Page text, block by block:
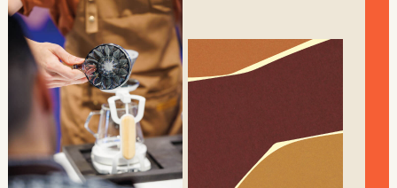
BALANCE
COLORIS White, Pitch Black, Classic Black